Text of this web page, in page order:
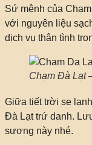
Sứ mệnh của
với nguyên liệu
dịch vụ thân tình
Chạm Đà Lạt
Giữa tiết trời se
Đà Lạt trứ danh.
sương này nhé.